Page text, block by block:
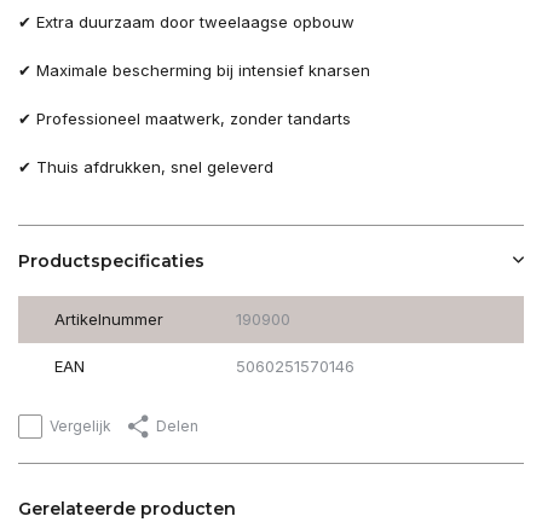
✔ Extra duurzaam door tweelaagse opbouw
✔ Maximale bescherming bij intensief knarsen
✔ Professioneel maatwerk, zonder tandarts
✔ Thuis afdrukken, snel geleverd
Productspecificaties
Artikelnummer 190900
EAN 5060251570146
Vergelijk Delen
Gerelateerde producten